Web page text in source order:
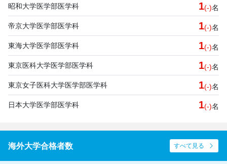
昭和大学医学部医学科 1(-)名
帝京大学医学部医学科 1(-)名
東海大学医学部医学科 1(-)名
東京医科大学医学部医学科 1(-)名
東京女子医科大学医学部医学科 1(-)名
日本大学医学部医学科 1(-)名
海外大学合格者数 すべて見る